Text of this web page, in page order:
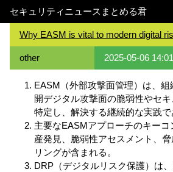
セキュリティニュースまとめる君
Why EASM is vital to modern digital
other 2025-05-06
EASM（外部攻撃面管理）は、
開デジタル攻撃面の脆弱性やセ
特定し、解決する継続的な実践で
主要なEASMアプローチのキー
産発見、脆弱性アセスメント、
リングが含まれる。
DRP（デジタルリスク保護）は